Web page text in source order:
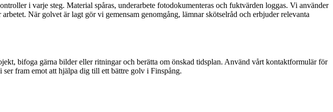
i varje steg. Material spåras, underarbete fotodokumenteras och fuktvärden loggas. Vi använder
När golvet är lagt gör vi gemensam genomgång, lämnar skötselråd och erbjuder relevanta
bifoga gärna bilder eller ritningar och berätta om önskad tidsplan. Använd vårt kontaktformulär för
fram emot att hjälpa dig till ett bättre golv i Finspång.